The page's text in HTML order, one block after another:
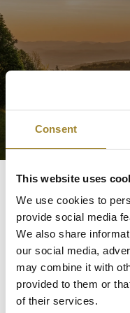
Consent
This website uses
We use cookies to
provide social media
We also share
our social media,
may combine it with
provided to them or
of their services.